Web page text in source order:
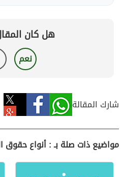
هل كان
نعم
شارك المقالة
مواضيع ذات صلة بـ : أنواع حقوق